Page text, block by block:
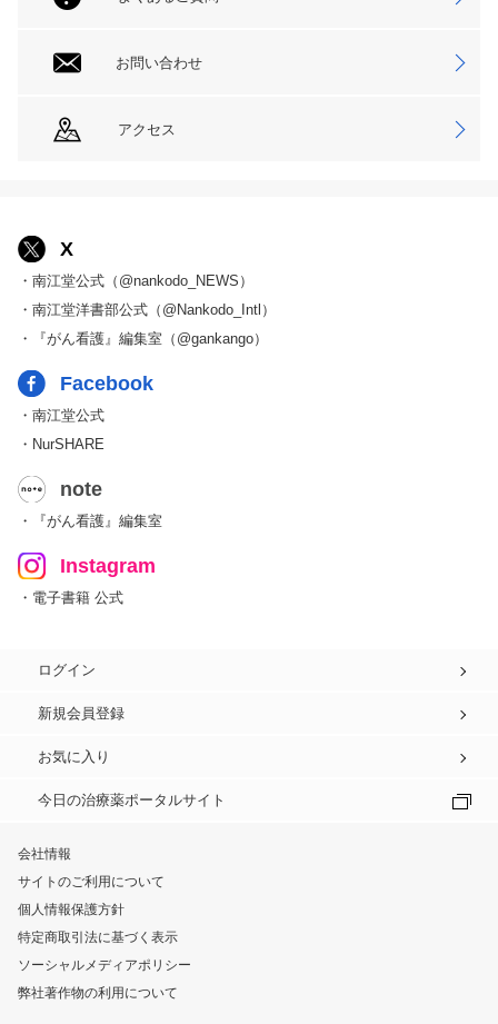
お問い合わせ
アクセス
X
・南江堂公式（@nankodo_NEWS）
・南江堂洋書部公式（@Nankodo_Intl）
・『がん看護』編集室（@gankango）
Facebook
・南江堂公式
・NurSHARE
note
・『がん看護』編集室
Instagram
・電子書籍 公式
ログイン
新規会員登録
お気に入り
今日の治療薬ポータルサイト
会社情報
サイトのご利用について
個人情報保護方針
特定商取引法に基づく表示
ソーシャルメディアポリシー
弊社著作物の利用について